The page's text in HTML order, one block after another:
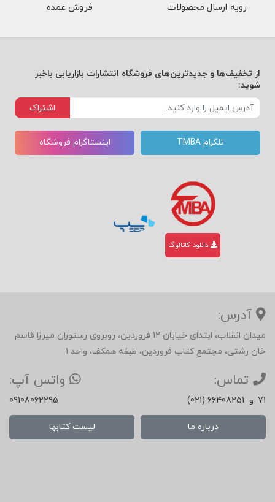
رویه ارسال محصولات فروش عمده
از تخفیف‌ها و جدیدترین‌های فروشگاه انتشارات بازاریابی باخبر
شوید:
اشتراک
تلگرام TMBA اینستاگرام فروشگاه
دانلود کاتالوگ
آدرس:
میدان انقلاب، ابتدای خیابان 12 فروردین، روبروی رستوران میرزا قاسم
خان رشتی، مجتمع کتاب فروردین، طبقه همکف، واحد 1
تماس:
(021) 66408251 و 71
واتس آپ:
09108062295
درباره ما لیست کتابها